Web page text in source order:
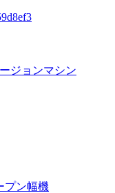
ジョンマシン
プン幅機